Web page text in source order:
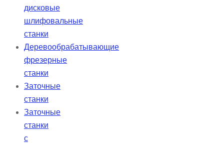
дисковые
шлифовальные
станки
Деревообрабатывающие
фрезерные
станки
Заточные
станки
Заточные
станки
с